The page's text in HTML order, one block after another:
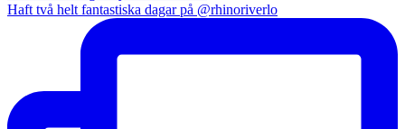
Haft två helt fantastiska dagar på @rhinoriverlo